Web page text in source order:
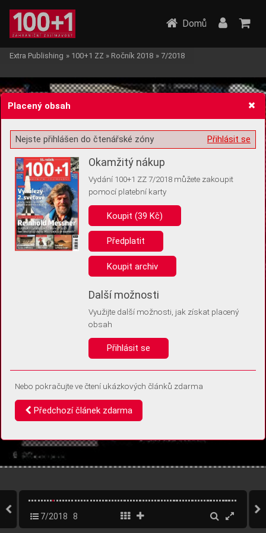
Žádost o souhlas s ukládáním volitelných informací
Pro základní fungování webu nepotřebujeme ukládat žádné informace
(tzv. cookies apod.). Rádi bychom vás ale požádali o souhlas s
uložením volitelných informací:
Anonymní unikátní ID
Díky němu příště poznáme, že se jedná o stejné zařízení, a
Identifikátor je zcela anonymní.
Vaše souhlasy a odmítnutí si ukládáme do vašeho zařízení, abychom se
vás už příště znovu neptali. Můžete je kdykoli později upravit ve Správě
Domů
Extra Publishing » 100+1 ZZ » Ročník 2018 » 7/2018
7/2018 8
Placený obsah
Přihlásit se
Nejste přihlášen do čtenářské zóny
Okamžitý nákup
Vydání 100+1 ZZ 7/2018 můžete zakoupit
pomocí platební karty
Koupit (39 Kč)
Předplatit
Koupit archiv
Další možnosti
Využijte další možnosti, jak získat placený
obsah
Přihlásit se
Nebo pokračujte ve čtení ukázkových článků zdarma
Předchozí článek zdarma